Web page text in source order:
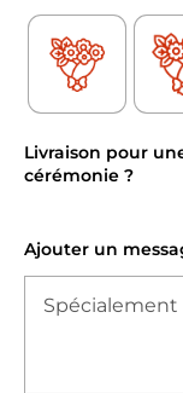
Livraison pour
cérémonie ?
Ajouter un